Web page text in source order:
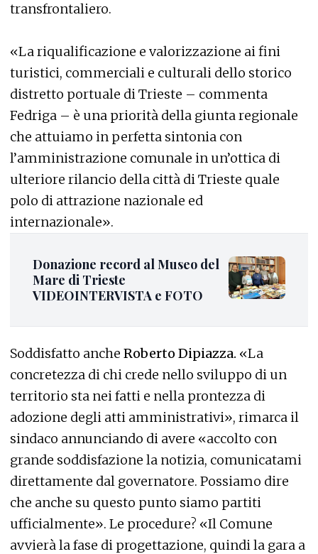
transfrontaliero.
«La riqualificazione e valorizzazione ai fini
turistici, commerciali e culturali dello storico
distretto portuale di Trieste – commenta
Fedriga – è una priorità della giunta regionale
che attuiamo in perfetta sintonia con
l’amministrazione comunale in un’ottica di
ulteriore rilancio della città di Trieste quale
polo di attrazione nazionale ed
internazionale».
Donazione record al Museo del
Mare di Trieste
VIDEOINTERVISTA e FOTO
Soddisfatto anche Roberto Dipiazza. «La
concretezza di chi crede nello sviluppo di un
territorio sta nei fatti e nella prontezza di
adozione degli atti amministrativi», rimarca il
sindaco annunciando di avere «accolto con
grande soddisfazione la notizia, comunicatami
direttamente dal governatore. Possiamo dire
che anche su questo punto siamo partiti
ufficialmente». Le procedure? «Il Comune
avvierà la fase di progettazione, quindi la gara a